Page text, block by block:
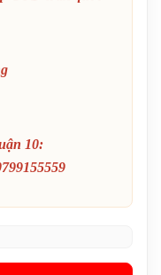
10:
VBS 66 Chính
Hãng